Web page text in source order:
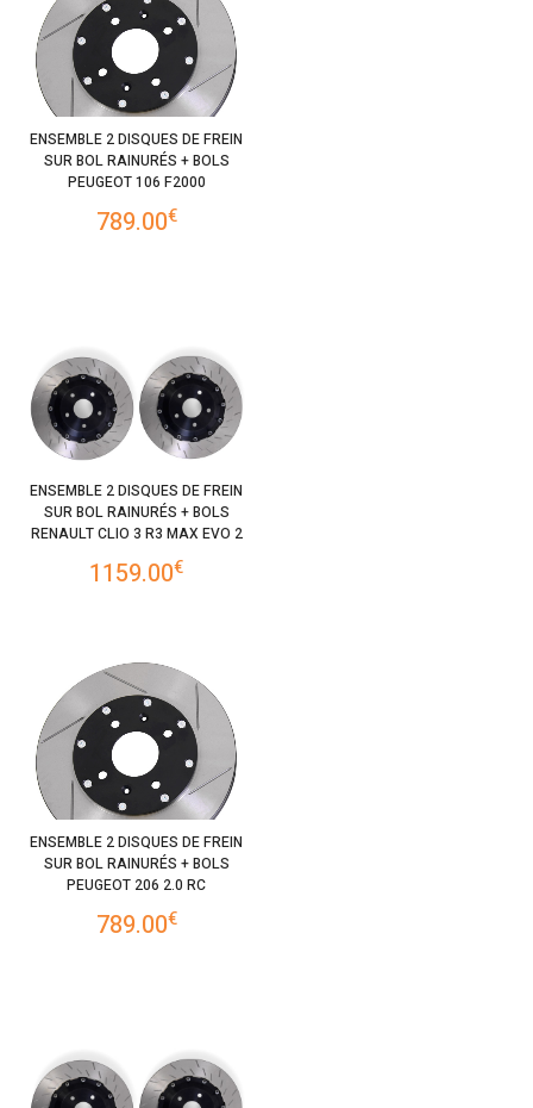
ENSEMBLE 2 DISQUES DE FREIN
SUR BOL RAINURÉS + BOLS
PEUGEOT 106 F2000
789.00€
ENSEMBLE 2 DISQUES DE FREIN
SUR BOL RAINURÉS + BOLS
RENAULT CLIO 3 R3 MAX EVO 2
1159.00€
ENSEMBLE 2 DISQUES DE FREIN
SUR BOL RAINURÉS + BOLS
PEUGEOT 206 2.0 RC
789.00€